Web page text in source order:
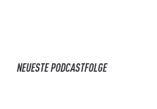
NEUESTE PODCASTFOLGE